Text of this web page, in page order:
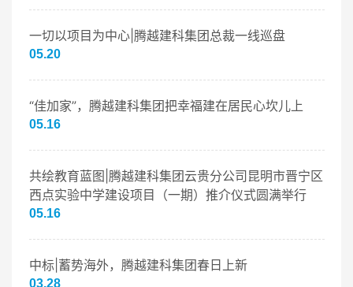
一切以项目为中心|腾越建科集团总裁一线巡盘
05.20
“佳加家”，腾越建科集团把幸福建在居民心坎儿上
05.16
共绘教育蓝图|腾越建科集团云贵分公司昆明市晋宁区
西点实验中学建设项目（一期）推介仪式圆满举行
05.16
中标|蓄势海外，腾越建科集团春日上新
03.28